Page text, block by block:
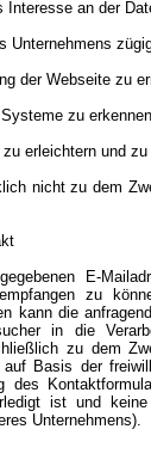
Interesse an der
Unternehmens
der Webseite zu
zu
erleichtern und
nicht zu dem
E-
zu
kann die
in die
zu dem
auf Basis der
ist und
Unternehmens).